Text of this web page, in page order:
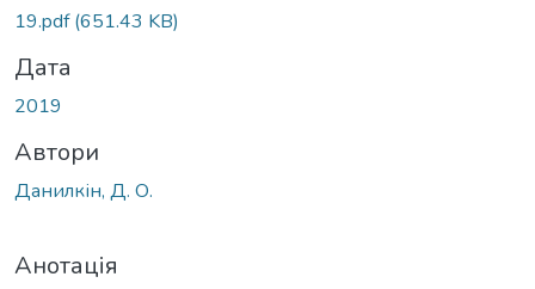
19.pdf(651.43 KB)
Дата
2019
Автори
Данилкін, Д. О.
Анотація